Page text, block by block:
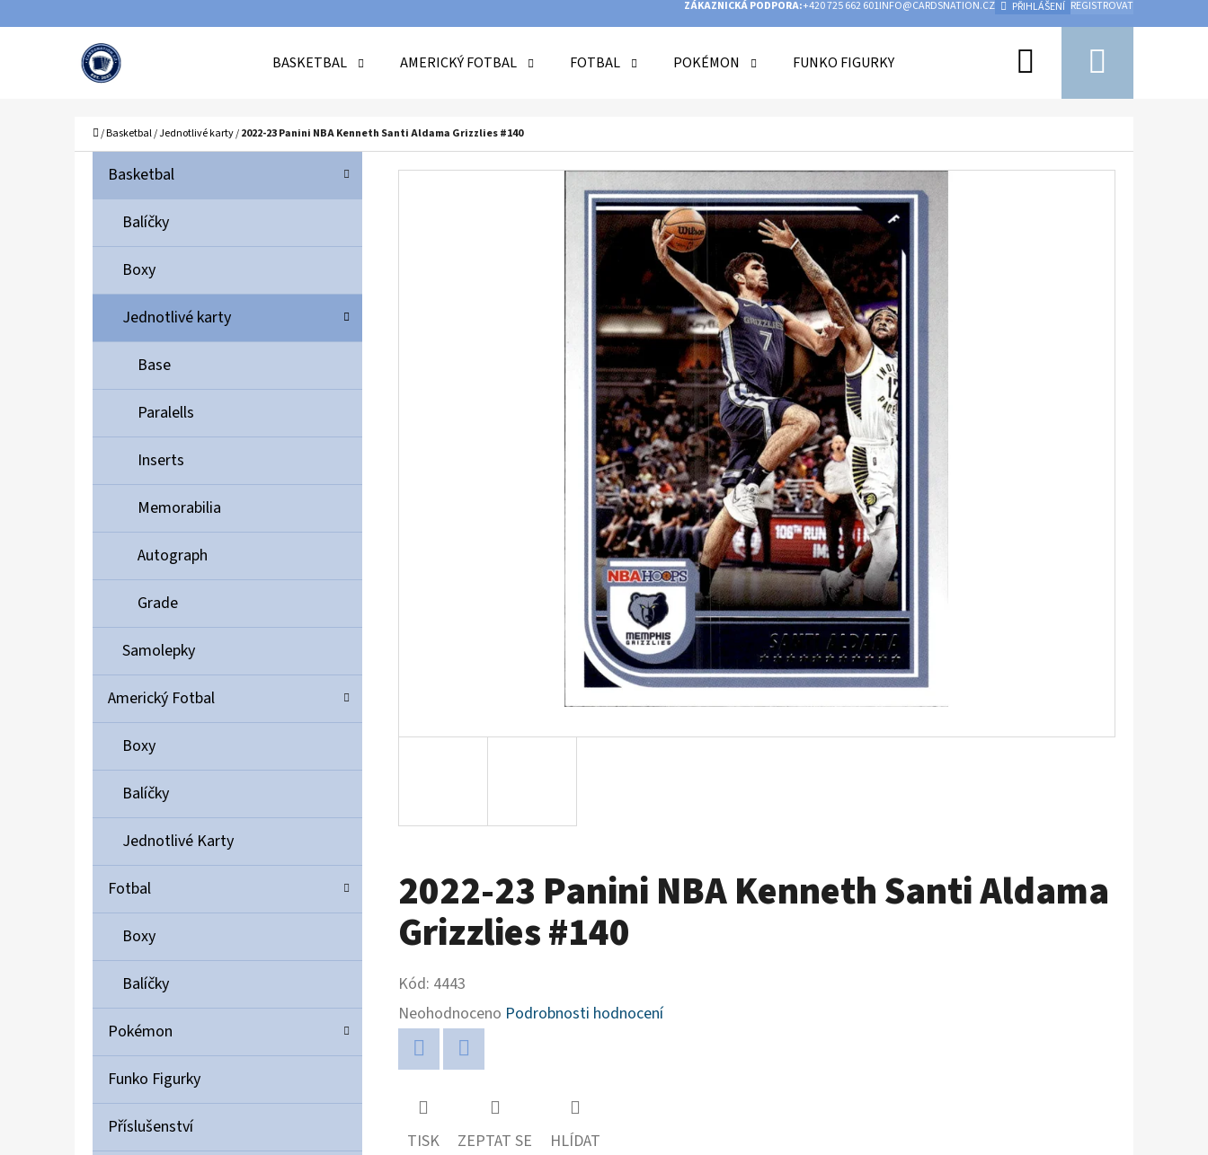
ZÁKAZNICKÁ PODPORA:+420 725 662 601INFO@CARDSNATION.CZ PŘIHLÁŠENÍ REGISTROVAT
BASKETBAL AMERICKÝ FOTBAL FOTBAL POKÉMON FUNKO FIGURKY Hledat
Domů
/Basketbal/Jednotlivé karty/2022-23 Panini NBA Kenneth Santi Aldama Grizzlies #140
Přeskočit
kategorie
K
T
G
R
E
Basketbal
Balíčky
Boxy
Jednotlivé karty
Base
Paralells
Inserts
Memorabilia
Autograph
Grade
Samolepky
Americký Fotbal
Boxy
Balíčky
Jednotlivé Karty
Fotbal
Boxy
Balíčky
Pokémon
Funko Figurky
Příslušenství
2022-23 Panini NBA Kenneth Santi Aldama
Grizzlies #140
Kód: 4443
Průměrné
hodnocení
produktu
0,0
Neohodnoceno Podrobnosti hodnocení
TISK ZEPTAT SE HLÍDAT
Zpět
Zpět
HLEDAT
DOPORUČUJEME
ULTIMATE GUARD MAGNETIC CARD CASE 35PT
POKÉMON TCG: ME05 - PITCH BLACK
BOOSTER BUNDLE
990 Kč